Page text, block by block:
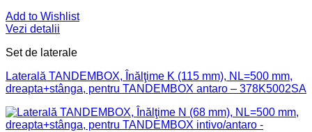
Add to Wishlist
Vezi detalii
Set de laterale
Laterală TANDEMBOX, Înălţime K (115 mm), NL=500 mm,
dreapta+stânga, pentru TANDEMBOX antaro – 378K5002SA